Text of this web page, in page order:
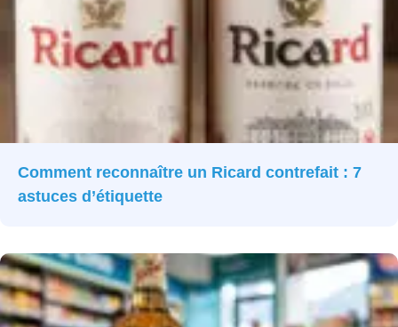
Comment reconnaître un Ricard contrefait : 7
astuces d’étiquette